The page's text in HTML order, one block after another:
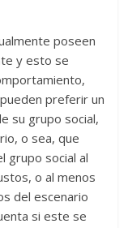
poseen
y esto se
preferir un
su grupo social,
o sea, que
grupo social al
o al menos
del escenario
si este se